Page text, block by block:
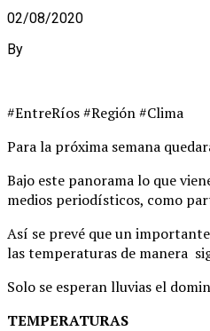
02/08/2020
By
#EntreRíos #Región #Clima
Para la próxima semana
Bajo este panorama lo que
medios periodísticos, como
Así se prevé que un
las temperaturas de manera
Solo se esperan lluvias el
TEMPERATURAS